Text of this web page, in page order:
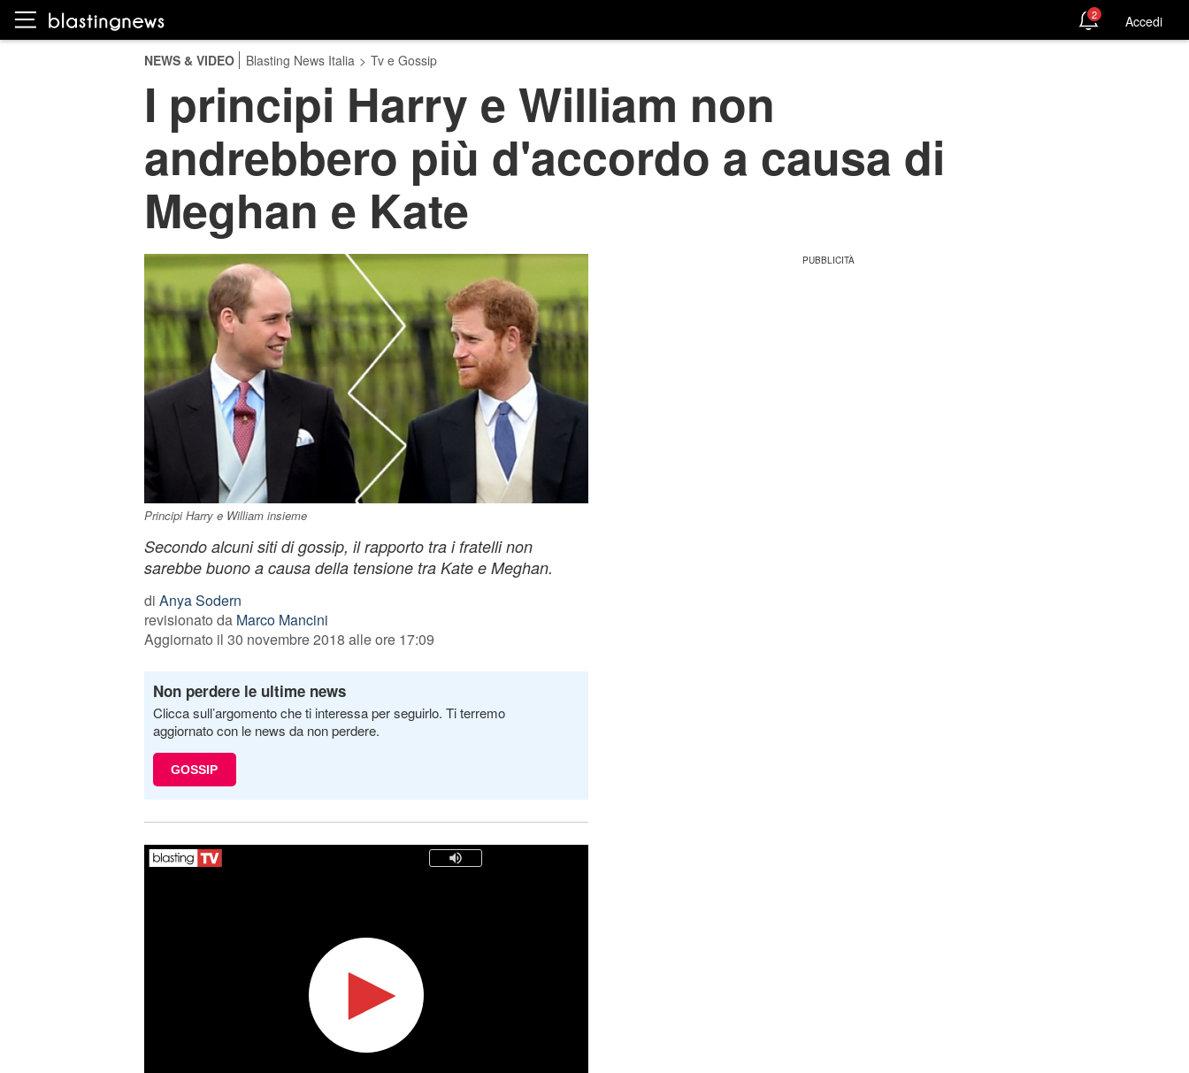
2 Accedi
NEWS & VIDEO Blasting News Italia > Tv e Gossip
I principi Harry e William non
andrebbero più d'accordo a causa di
Meghan e Kate
Principi Harry e William insieme
Secondo alcuni siti di gossip, il rapporto tra i fratelli non
sarebbe buono a causa della tensione tra Kate e Meghan.
di Anya Sodern
revisionato da Marco Mancini
Aggiornato il 30 novembre 2018 alle ore 17:09
Non perdere le ultime news
Clicca sull’argomento che ti interessa per seguirlo. Ti terremo
aggiornato con le news da non perdere.
GOSSIP